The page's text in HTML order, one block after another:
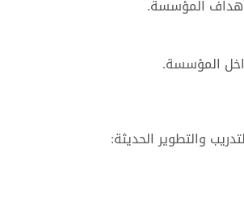
أهداف المؤسسة.
المؤسسة.
والتطوير الحديثة: